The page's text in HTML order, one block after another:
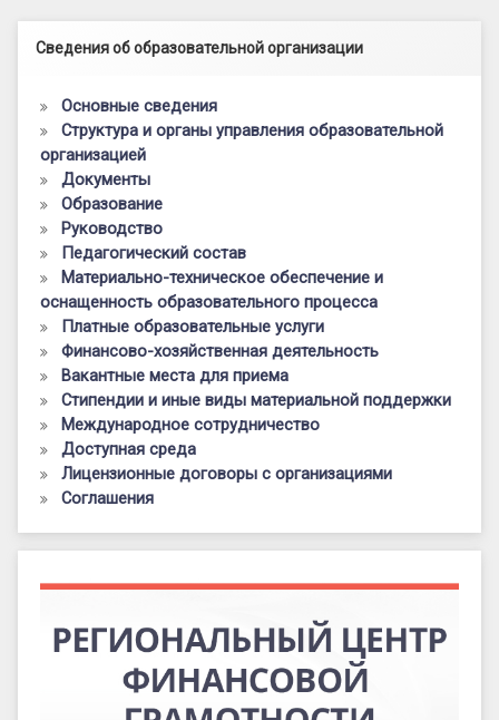
Левый сайдбар
Сведения об образовательной организации
Основные сведения
Структура и органы управления образовательной
организацией
Документы
Образование
Руководство
Педагогический состав
Материально-техническое обеспечение и
оснащенность образовательного процесса
Платные образовательные услуги
Финансово-хозяйственная деятельность
Вакантные места для приема
Стипендии и иные виды материальной поддержки
Международное сотрудничество
Доступная среда
Лицензионные договоры с организациями
Соглашения